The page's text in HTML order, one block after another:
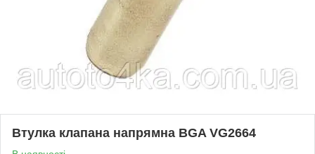
Втулка клапана напрямна BGA VG2664